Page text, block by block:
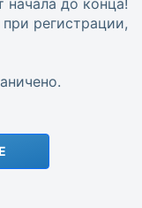
начала до конца!
регистрации,